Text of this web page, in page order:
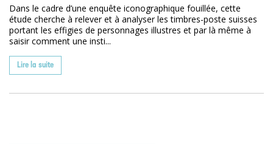
Dans le cadre d’une enquête iconographique fouillée, cette
étude cherche à relever et à analyser les timbres-poste suisses
portant les effigies de personnages illustres et par là même à
saisir comment une insti...
Lire la suite